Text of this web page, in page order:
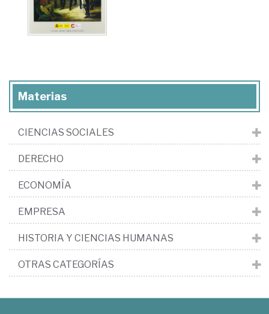
Materias
CIENCIAS SOCIALES
DERECHO
ECONOMÍA
EMPRESA
HISTORIA Y CIENCIAS HUMANAS
OTRAS CATEGORÍAS